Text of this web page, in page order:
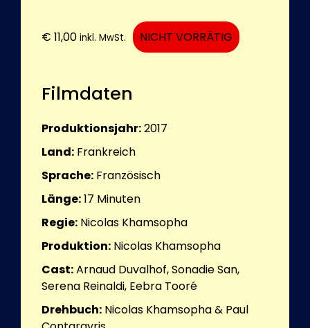
€ 11,00 inkl. MwSt. NICHT VORRÄTIG
Filmdaten
Produktionsjahr:2017
Land: Frankreich
Sprache: Französisch
Länge:17 Minuten
Regie: Nicolas Khamsopha
Produktion: Nicolas Khamsopha
Cast:Arnaud Duvalhof, Sonadie San,
Serena Reinaldi, Eebra Tooré
Drehbuch: Nicolas Khamsopha & Paul